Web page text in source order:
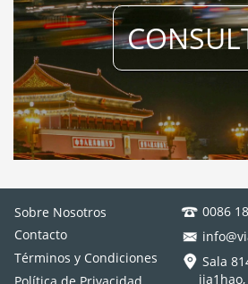
Sobre Nosotros
Contacto
Términos y Condiciones
0086
Sala